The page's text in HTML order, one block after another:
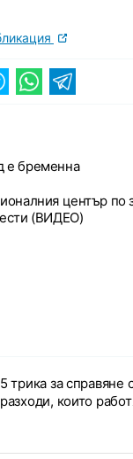
е бременна
център по
(ВИДЕО)
5 трика за справяне
разходи, които